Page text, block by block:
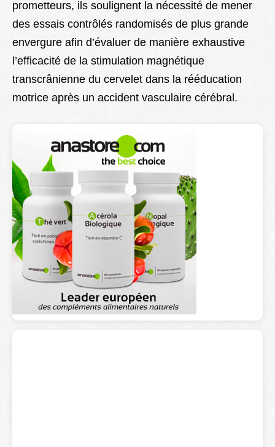
prometteurs, ils soulignent la nécessité de mener
des essais contrôlés randomisés de plus grande
envergure afin d’évaluer de manière exhaustive
l’efficacité de la stimulation magnétique
transcrânienne du cervelet dans la rééducation
motrice après un accident vasculaire cérébral.